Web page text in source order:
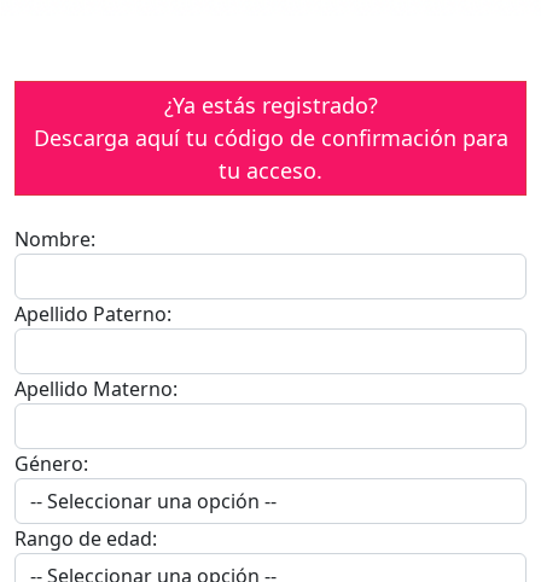
¿Ya estás registrado?
Descarga aquí tu código de confirmación para
tu acceso.
Nombre:
Apellido Paterno:
Apellido Materno:
Género:
Rango de edad: